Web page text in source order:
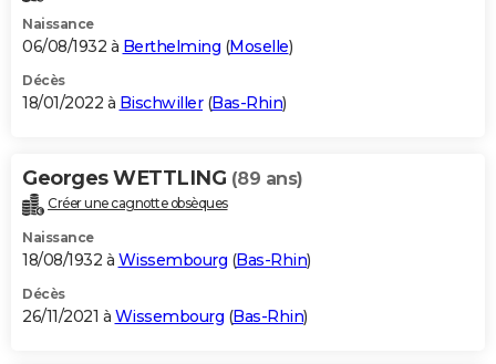
Naissance
06/08/1932 à Berthelming (Moselle)
Décès
18/01/2022 à Bischwiller(Bas-Rhin)
Georges WETTLING (89 ans)
Créer une cagnotte obsèques
Naissance
18/08/1932 à Wissembourg (Bas-Rhin)
Décès
26/11/2021 à Wissembourg (Bas-Rhin)